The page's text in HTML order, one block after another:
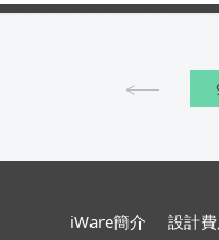
iWare簡介 設計